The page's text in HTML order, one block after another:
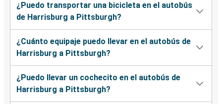
¿Puedo transportar una bicicleta en el autobús
de Harrisburg a Pittsburgh?
¿Cuánto equipaje puedo llevar en el autobús de
Harrisburg a Pittsburgh?
¿Puedo llevar un cochecito en el autobús de
Harrisburg a Pittsburgh?